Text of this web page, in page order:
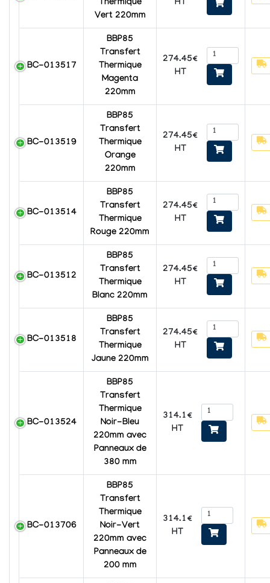
Thermique
Vert 220mm
HT
BC-013517
BBP85
Transfert
Thermique
Magenta
220mm
274.45€
HT
BC-013519
BBP85
Transfert
Thermique
Orange
220mm
274.45€
HT
BC-013514
BBP85
Transfert
Thermique
Rouge 220mm
274.45€
HT
BC-013512
BBP85
Transfert
Thermique
Blanc 220mm
274.45€
HT
BC-013518
BBP85
Transfert
Thermique
Jaune 220mm
274.45€
HT
BC-013524
BBP85
Transfert
Thermique
Noir-Bleu
220mm avec
Panneaux de
380 mm
314.1€
HT
BC-013706
BBP85
Transfert
Thermique
Noir-Vert
220mm avec
Panneaux de
200 mm
314.1€
HT